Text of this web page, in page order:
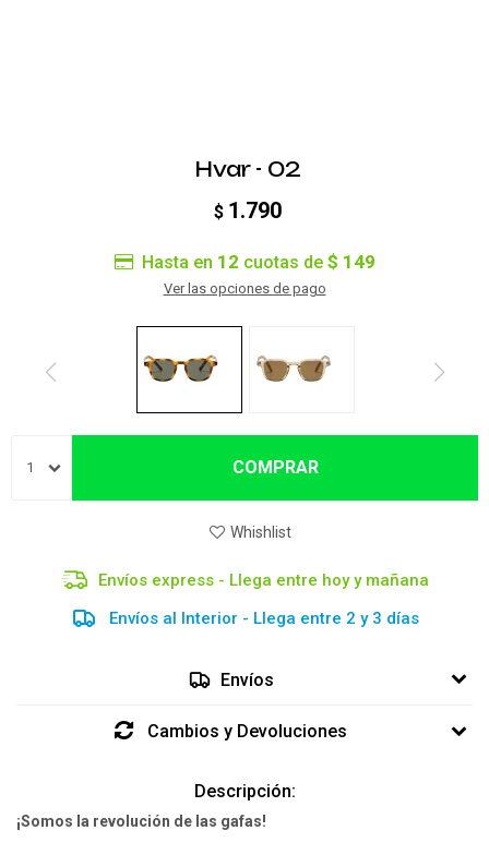
Hvar - 02
$ 1.790
Hasta en 12 cuotas de $ 149
Ver las opciones de pago
1 COMPRAR
Envíos express - Llega entre hoy y mañana
Envíos al Interior - Llega entre 2 y 3 días
Envíos
Cambios y Devoluciones
Descripción:
¡Somos la revolución de las gafas!